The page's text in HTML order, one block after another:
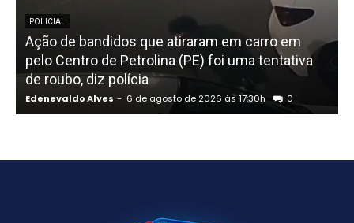
POLICIAL
Ação de bandidos que atiraram em carro em
pelo Centro de Petrolina (PE) foi uma tentativa
de roubo, diz polícia
Edenevaldo Alves - 6 de agosto de 2026 às 17:30h 0